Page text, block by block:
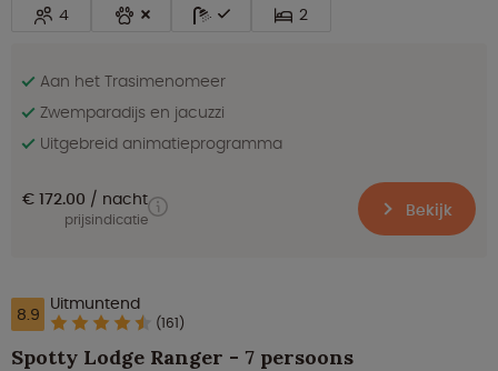
4 2
Aan het Trasimenomeer
Zwemparadijs en jacuzzi
Uitgebreid animatieprogramma
€ 172.00 nacht
prijsindicatie Bekijk
8.9 Uitmuntend
(161)
Spotty Lodge Ranger - 7 persoons